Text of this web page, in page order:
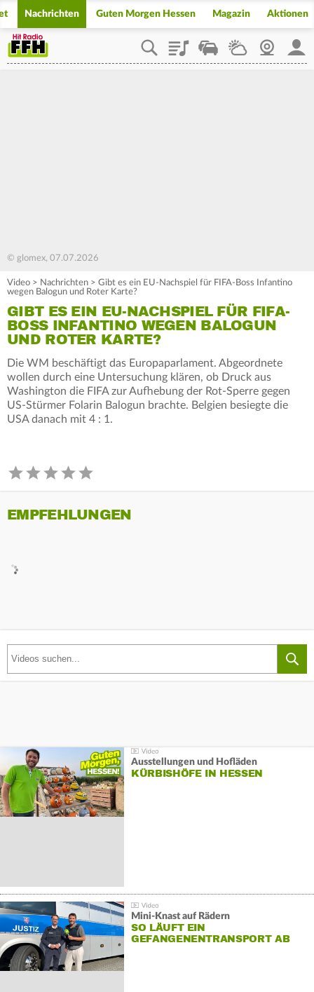
Nachrichten Guten Morgen Hessen Magazin Aktionen
PlaylistStaupilotWetterWebcam
© glomex, 07.07.2026
Video > Nachrichten > Gibt es ein EU-Nachspiel für FIFA-Boss Infantino
wegen Balogun und Roter Karte?
GIBT ES EIN EU-NACHSPIEL FÜR FIFA-
BOSS INFANTINO WEGEN BALOGUN
UND ROTER KARTE?
Die WM beschäftigt das Europaparlament. Abgeordnete
wollen durch eine Untersuchung klären, ob Druck aus
Washington die FIFA zur Aufhebung der Rot-Sperre gegen
US-Stürmer Folarin Balogun brachte. Belgien besiegte die
USA danach mit 4 : 1.
EMPFEHLUNGEN
Ausstellungen und Hofläden
KÜRBISHÖFE IN HESSEN
Mini-Knast auf Rädern
SO LÄUFT EIN
GEFANGENENTRANSPORT AB